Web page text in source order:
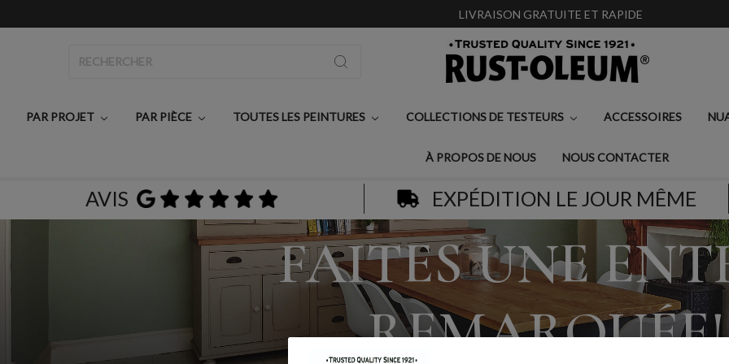
LIVRAISON GRATUITE ET RAPIDE
PAR PROJET PAR PIÈCE TOUTES LES PEINTURES COLLECTIONS DE TESTEURS ACCESSOIRES
À PROPOS DE NOUS NOUS CONTACTER
AVIS EXPÉDITION LE JOUR MÊME
FAITES UNE
REMARQUÉE!